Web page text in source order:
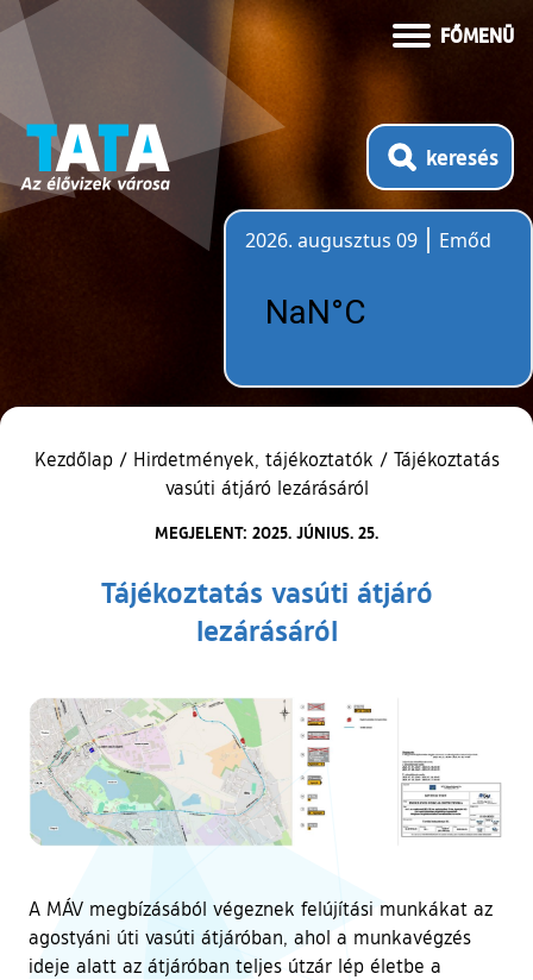
FŐMENÜ
keresés
2026. augusztus 09
Emőd
Kezdőlap / Hirdetmények, tájékoztatók / Tájékoztatás
vasúti átjáró lezárásáról
MEGJELENT: 2025. JÚNIUS. 25.
Tájékoztatás vasúti átjáró
lezárásáról
A MÁV megbízásából végeznek felújítási munkákat az
agostyáni úti vasúti átjáróban, ahol a munkavégzés
ideje alatt az átjáróban teljes útzár lép életbe a